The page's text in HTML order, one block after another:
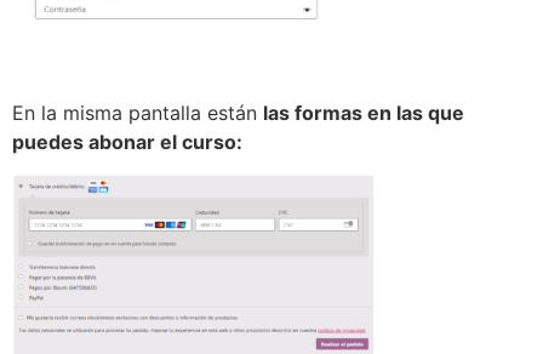
En la misma pantalla están las formas en las que
puedes abonar el curso: